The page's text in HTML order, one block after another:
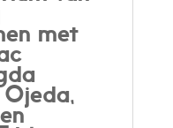
met
Ojeda,